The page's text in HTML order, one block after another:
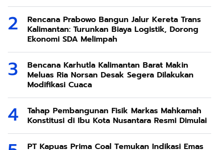
Rencana Prabowo Bangun Jalur Kereta Trans
Kalimantan: Turunkan Biaya Logistik, Dorong
Ekonomi SDA Melimpah
Bencana Karhutla Kalimantan Barat Makin
Meluas Ria Norsan Desak Segera Dilakukan
Modifikasi Cuaca
Tahap Pembangunan Fisik Markas Mahkamah
Konstitusi di Ibu Kota Nusantara Resmi Dimulai
PT Kapuas Prima Coal Temukan Indikasi Emas